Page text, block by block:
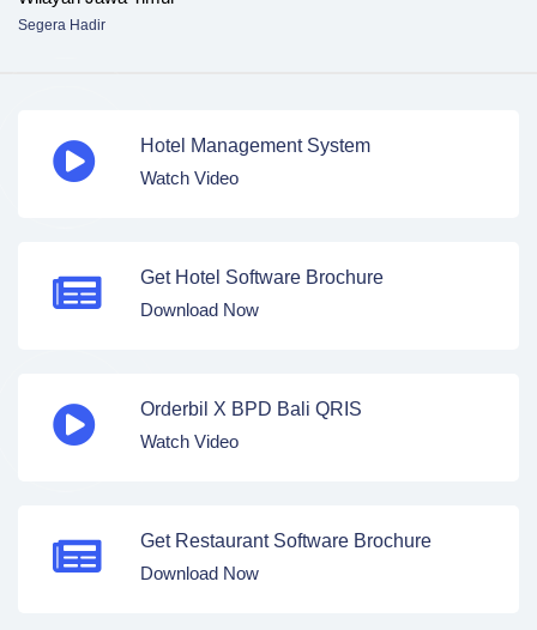
Segera Hadir
Hotel Management System
Watch Video
Get Hotel Software Brochure
Download Now
Orderbil X BPD Bali QRIS
Watch Video
Get Restaurant Software Brochure
Download Now